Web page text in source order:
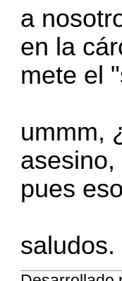
a
en la
mete el
ummm,
pues
saludos.